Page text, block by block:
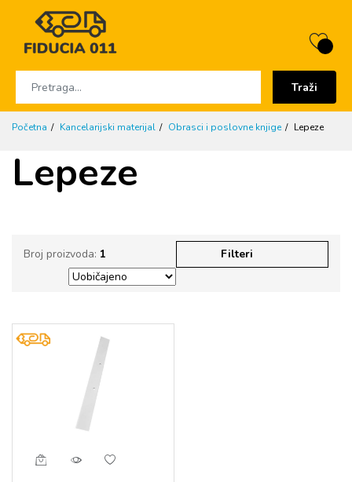
Traži
Početna Kancelarijski materijal Obrasci i poslovne knjige Lepeze
Lepeze
Broj proizvoda: 1 Filteri